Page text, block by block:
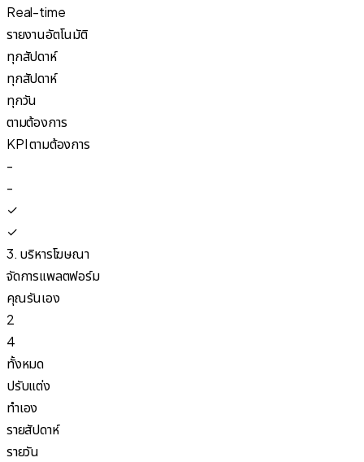
Real-time
รายงานอัตโนมัติ
ทุกสัปดาห์
ทุกสัปดาห์
ทุกวัน
ตามต้องการ
KPI ตามต้องการ
-
-
✓
✓
3. บริหารโฆษณา
จัดการแพลตฟอร์ม
คุณรันเอง
2
4
ทั้งหมด
ปรับแต่ง
ทำเอง
รายสัปดาห์
รายวัน